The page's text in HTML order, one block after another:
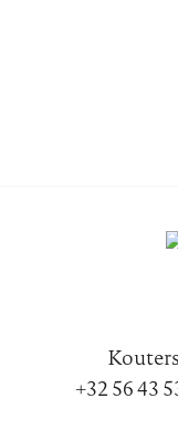
+32 56 43